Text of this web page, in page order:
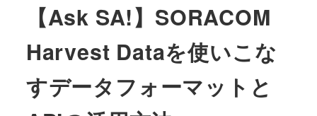
【Ask SA!】SORACOM
Harvest Dataを使いこな
すデータフォーマットと